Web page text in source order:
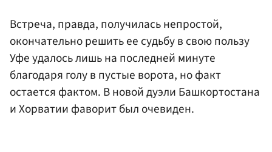
Встреча, правда, получилась непростой,
окончательно решить ее судьбу в свою пользу
Уфе удалось лишь на последней минуте
благодаря голу в пустые ворота, но факт
остается фактом. В новой дуэли Башкортостана
и Хорватии фаворит был очевиден.